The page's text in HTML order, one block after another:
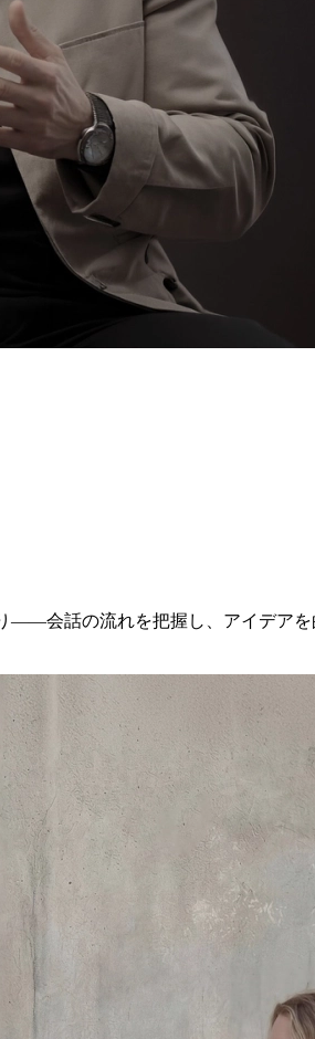
——会話の流れを把握し、アイデア